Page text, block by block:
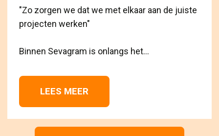
"Zo zorgen we dat we met elkaar aan de juiste
projecten werken"
Binnen Sevagram is onlangs het...
LEES MEER